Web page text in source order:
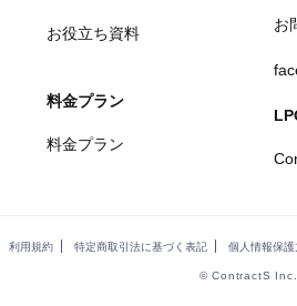
お役立ち資料
料金プラン
料金プラン
お
利用規約 特定商取引法に基づく表記 個人情報保護
© ContractS Inc.